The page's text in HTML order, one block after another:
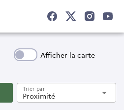
Afficher la carte
Proximité
Trier par arrow_drop_down